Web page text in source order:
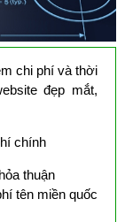
chi phí và thời
đẹp mắt,
chính
thuận
tên miền quốc